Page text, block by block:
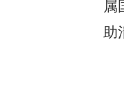
属
助